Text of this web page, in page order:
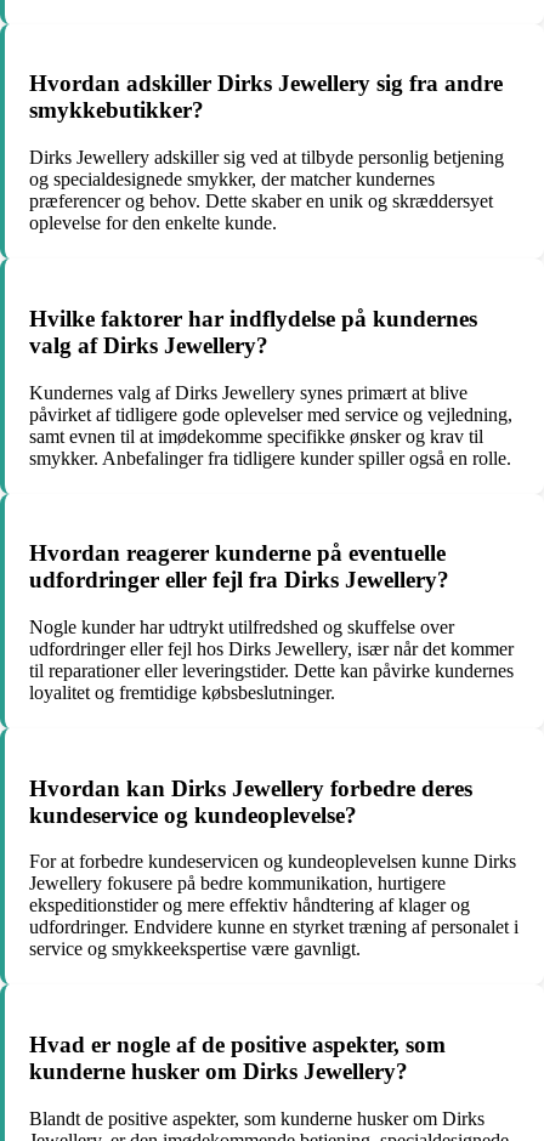
Hvordan adskiller Dirks Jewellery sig fra andre
smykkebutikker?
Dirks Jewellery adskiller sig ved at tilbyde personlig betjening
og specialdesignede smykker, der matcher kundernes
præferencer og behov. Dette skaber en unik og skræddersyet
oplevelse for den enkelte kunde.
Hvilke faktorer har indflydelse på kundernes
valg af Dirks Jewellery?
Kundernes valg af Dirks Jewellery synes primært at blive
påvirket af tidligere gode oplevelser med service og vejledning,
samt evnen til at imødekomme specifikke ønsker og krav til
smykker. Anbefalinger fra tidligere kunder spiller også en rolle.
Hvordan reagerer kunderne på eventuelle
udfordringer eller fejl fra Dirks Jewellery?
Nogle kunder har udtrykt utilfredshed og skuffelse over
udfordringer eller fejl hos Dirks Jewellery, især når det kommer
til reparationer eller leveringstider. Dette kan påvirke kundernes
loyalitet og fremtidige købsbeslutninger.
Hvordan kan Dirks Jewellery forbedre deres
kundeservice og kundeoplevelse?
For at forbedre kundeservicen og kundeoplevelsen kunne Dirks
Jewellery fokusere på bedre kommunikation, hurtigere
ekspeditionstider og mere effektiv håndtering af klager og
udfordringer. Endvidere kunne en styrket træning af personalet i
service og smykkeekspertise være gavnligt.
Hvad er nogle af de positive aspekter, som
kunderne husker om Dirks Jewellery?
Blandt de positive aspekter, som kunderne husker om Dirks